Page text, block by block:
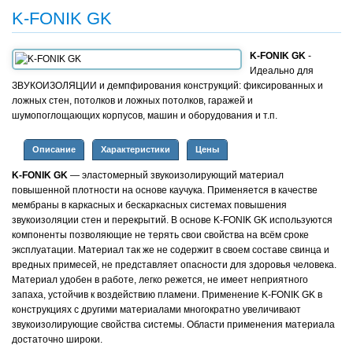
K-FONIK GK
K-FONIK GK -
Идеально для
ЗВУКОИЗОЛЯЦИИ и демпфирования конструкций: фиксированных и
ложных стен, потолков и ложных потолков, гаражей и
шумопоглощающих корпусов, машин и оборудования и т.п.
Описание Характеристики Цены
K-FONIK GK — эластомерный звукоизолирующий материал
повышенной плотности на основе каучука. Применяется в качестве
мембраны в каркасных и бескаркасных системах повышения
звукоизоляции стен и перекрытий. В основе K-FONIK GK используются
компоненты позволяющие не терять свои свойства на всём сроке
эксплуатации. Материал так же не содержит в своем составе свинца и
вредных примесей, не представляет опасности для здоровья человека.
Материал удобен в работе, легко режется, не имеет неприятного
запаха, устойчив к воздействию пламени. Применение K-FONIK GK в
конструкциях с другими материалами многократно увеличивают
звукоизолирующие свойства системы. Области применения материала
достаточно широки.